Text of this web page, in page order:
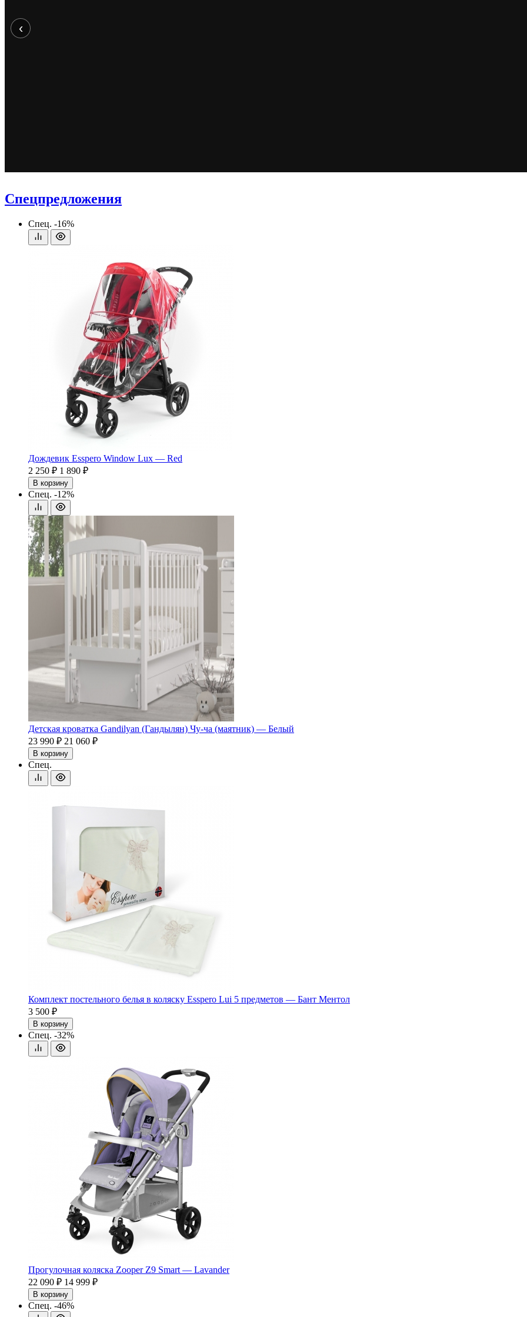
‹
Спецпредложения
Спец. -16%
Дождевик Esspero Window Lux — Red
2 250 ₽ 1 890 ₽
В корзину
Спец. -12%
Детская кроватка Gandilyan (Гандылян) Чу-ча (маятник) — Белый
23 990 ₽ 21 060 ₽
В корзину
Спец.
Комплект постельного белья в коляску Esspero Lui 5 предметов — Бант Ментол
3 500 ₽
В корзину
Спец. -32%
Прогулочная коляска Zooper Z9 Smart — Lavander
22 090 ₽ 14 999 ₽
В корзину
Спец. -46%